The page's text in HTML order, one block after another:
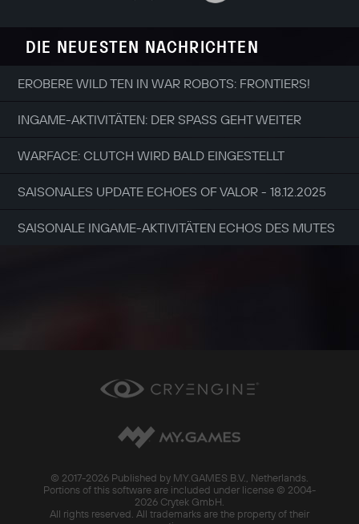
DIE NEUESTEN NACHRICHTEN
EROBERE WILD TEN IN WAR ROBOTS: FRONTIERS!
INGAME-AKTIVITÄTEN: DER SPASS GEHT WEITER
WARFACE: CLUTCH WIRD BALD EINGESTELLT
SAISONALES UPDATE ECHOES OF VALOR - 18.12.2025
SAISONALE INGAME-AKTIVITÄTEN ECHOS DES MUTES
© 2017-2026 Published by MY.GAMES B.V., Netherlands.
Portions of this software are included under license © 2004-
2026 Crytek GmbH.
All rights reserved. All trademarks are the property of their